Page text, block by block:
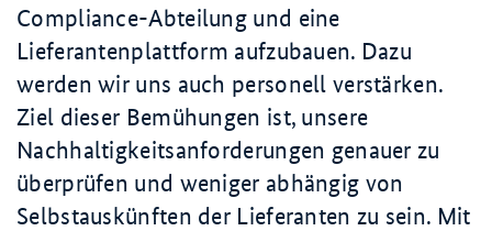
Compliance-Abteilung und eine
Lieferantenplattform aufzubauen. Dazu
werden wir uns auch personell verstärken.
Ziel dieser Bemühungen ist, unsere
Nachhaltigkeitsanforderungen genauer zu
überprüfen und weniger abhängig von
Selbstauskünften der Lieferanten zu sein. Mit